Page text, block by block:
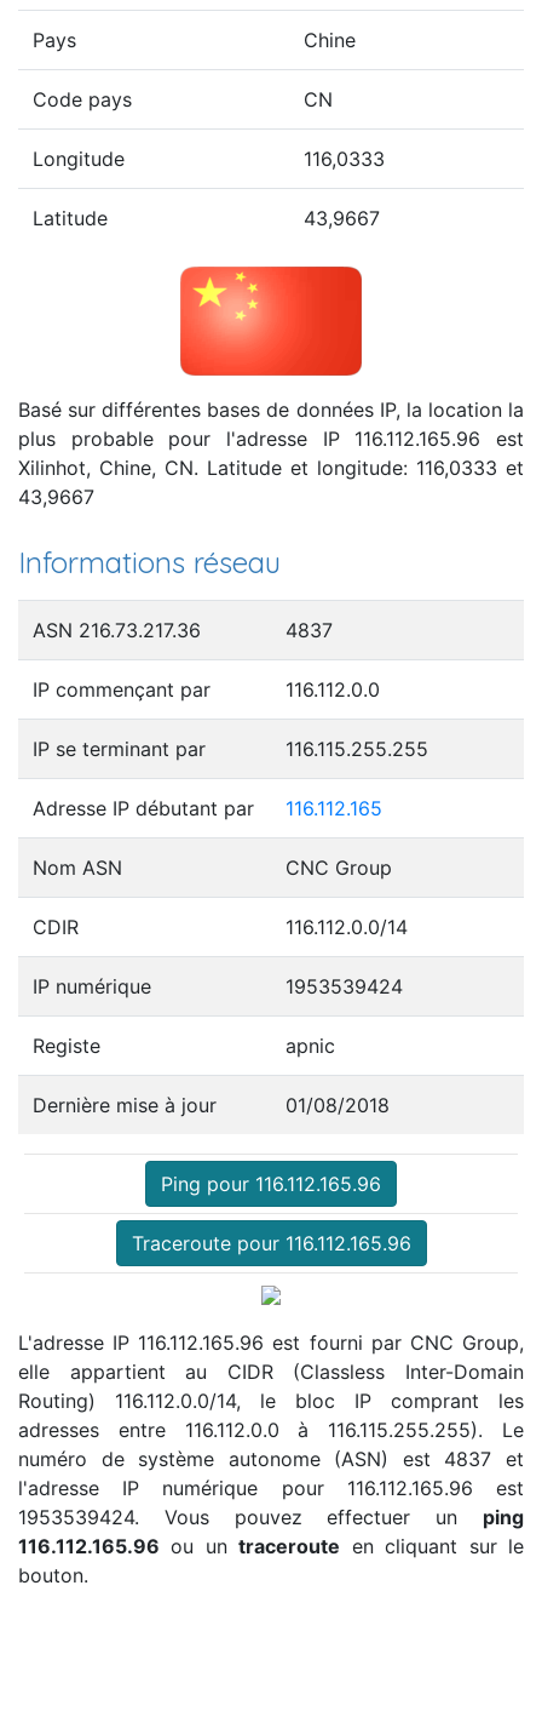
Pays Chine
Code pays CN
Longitude 116,0333
Latitude 43,9667
Basé sur différentes bases de données IP, la location la
plus probable pour l'adresse IP 116.112.165.96 est
Xilinhot, Chine, CN. Latitude et longitude: 116,0333 et
43,9667
Informations réseau
ASN 216.73.217.36 4837
IP commençant par 116.112.0.0
IP se terminant par 116.115.255.255
Adresse IP débutant par 116.112.165
Nom ASN CNC Group
CDIR 116.112.0.0/14
IP numérique 1953539424
Registe apnic
Dernière mise à jour 01/08/2018
Ping pour 116.112.165.96
Traceroute pour 116.112.165.96
L'adresse IP 116.112.165.96 est fourni par CNC Group,
elle appartient au CIDR (Classless Inter-Domain
Routing) 116.112.0.0/14, le bloc IP comprant les
adresses entre 116.112.0.0 à 116.115.255.255). Le
numéro de système autonome (ASN) est 4837 et
l'adresse IP numérique pour 116.112.165.96 est
1953539424. Vous pouvez effectuer un ping
116.112.165.96 ou untraceroute en cliquant sur le
bouton.